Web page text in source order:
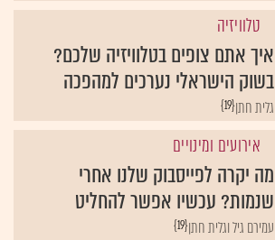
טלוויזיה
איך אתם צופים בטלוויזיה שלכם?
בשוק הישראלי נערכים למהפכה
{19}גלית חתן
אירועים ומינויים
מה יקרה לפייסבוק שלנו אחרי
שנמות? עכשיו אפשר להחליט
{19}עמירם גיל וגלית חתן